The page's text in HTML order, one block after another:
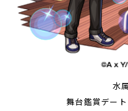
水
舞台鑑賞デー